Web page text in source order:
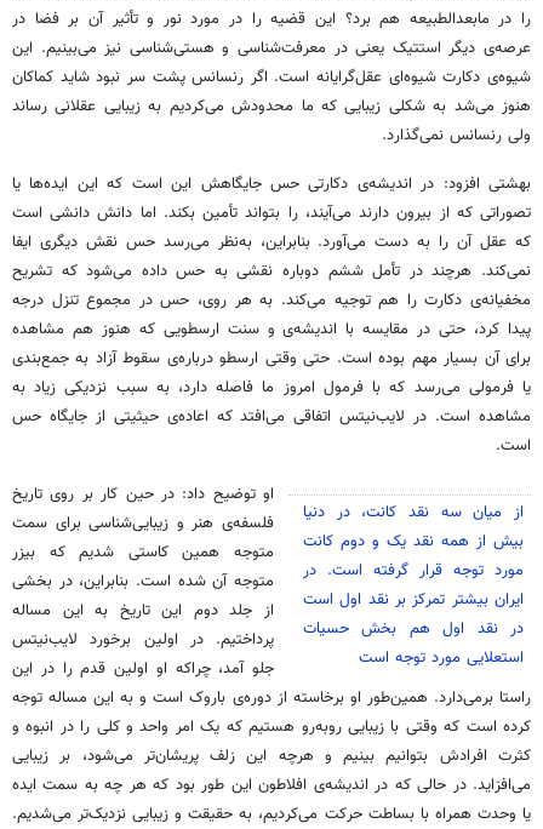
را در مابعدالطبیعه هم برد؟ این قضیه را در مورد نور و تأثیر آن بر فضا در
عرصه‌ی دیگر استتیک یعنی در معرفت‌شناسی و هستی‌شناسی نیز می‌بینیم. این
شیوه‌ی دکارت شیوه‌ای عقل‌گرایانه است. اگر رنسانس پشت سر نبود شاید کماکان
هنوز می‌شد به شکلی زیبایی که ما محدودش می‌کردیم به زیبایی عقلانی رساند
ولی رنسانس نمی‌گذارد.
بهشتی افزود: در اندیشه‌ی دکارتی حس جایگاهش این است که این ایده‌ها یا
تصوراتی که از بیرون دارند می‌آیند، را بتواند تأمین بکند. اما دانش دانشی است
که عقل آن را به دست می‌آورد. بنابراین، به‌نظر می‌رسد حس نقش دیگری ایفا
نمی‌کند. هرچند در تأمل ششم دوباره نقشی به حس داده می‌شود که تشریح
مخفیانه‌ی دکارت را هم توجیه می‌کند. به هر روی، حس در مجموع تنزل درجه
پیدا کرد، حتی در مقایسه با اندیشه‌ی و سنت ارسطویی که هنوز هم مشاهده
برای آن بسیار مهم بوده است. حتی وقتی ارسطو درباره‌ی سقوط آزاد به جمع‌بندی
یا فرمولی می‌رسد که با فرمول امروز ما فاصله دارد، به سبب نزدیکی زیاد به
مشاهده است. در لایب‌نیتس اتفاقی می‌افتد که اعاده‌ی حیثیتی از جایگاه حس
است.
از میان سه نقد کانت، در دنیا
بیش از همه نقد یک و دوم کانت
مورد توجه قرار گرفته است. در
ایران بیشتر تمرکز بر نقد اول است
در نقد اول هم بخش حسیات
استعلایی مورد توجه است
او توضیح داد: در حین کار بر روی تاریخ
فلسفه‌ی هنر و زیبایی‌شناسی برای سمت
متوجه همین کاستی شدیم که بیزر
متوجه آن شده است. بنابراین، در بخشی
از جلد دوم این تاریخ به این مساله
پرداختیم. در اولین برخورد لایب‌نیتس
جلو آمد، چراکه او اولین قدم را در این
راستا برمی‌دارد. همین‌طور او برخاسته از دوره‌ی باروک است و به این مساله توجه
کرده است که وقتی با زیبایی روبه‌رو هستیم که یک امر واحد و کلی را در انبوه و
کثرت افرادش بتوانیم بینیم و هرچه این زلف پریشان‌تر می‌شود، بر زیبایی
می‌افزاید. در حالی که در اندیشه‌ی افلاطون این طور بود که هر چه به سمت ایده
یا وحدت همراه با بساطت حرکت می‌کردیم، به حقیقت و زیبایی نزدیک‌تر می‌شدیم.